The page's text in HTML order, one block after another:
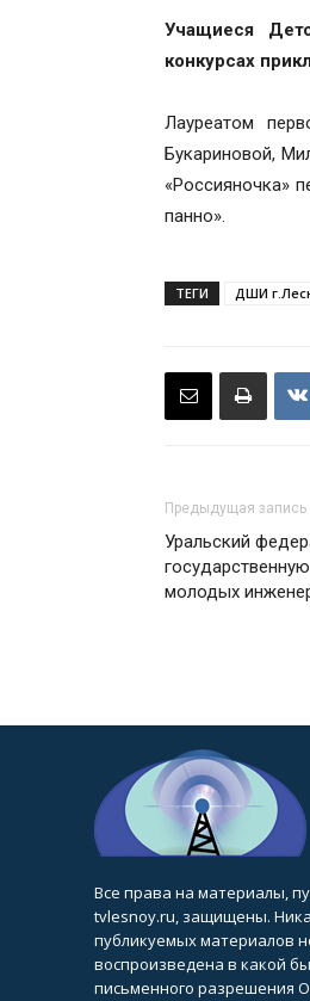
Учащиеся
конкурсах
Лауреатом
Букариновой,
«Россияночка»
панно».
ТЕГИ ДШИ
Предыдущая запись
Уральский
молодых
Все права на материалы,
tvlesnoy.ru, защищены.
публикуемых материалов
воспроизведена в какой
письменного разрешения